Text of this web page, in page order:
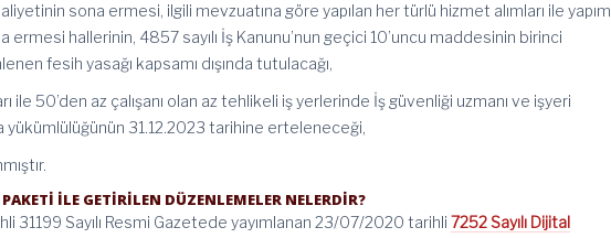
sona ermesi, ilgili mevzuatına göre yapılan her türlü hizmet alımları ile yapım
ermesi hallerinin, 4857 sayılı İş Kanunu’nun geçici 10’uncu maddesinin birinci
fesih yasağı kapsamı dışında tutulacağı,
ile 50’den az çalışanı olan az tehlikeli iş yerlerinde İş güvenliği uzmanı ve işyeri
yükümlülüğünün 31.12.2023 tarihine erteleneceği,
İLE GETİRİLEN DÜZENLEMELER NELERDİR?
31199 Sayılı Resmi Gazetede yayımlanan 23/07/2020 tarihli7252 Sayılı Dijital